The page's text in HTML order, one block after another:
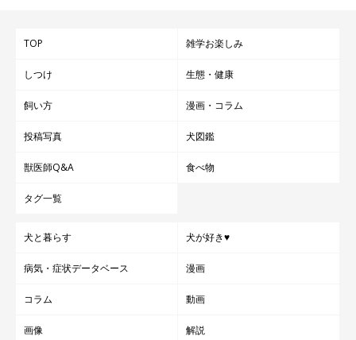
TOP 雑学お楽しみ
しつけ 生態・健康
飼い方 漫画・コラム
投稿写真 犬図鑑
獣医師Q&A 食べ物
タグ一覧
犬と暮らす 犬が好き♥
病気・症状データベース 漫画
コラム 動画
画像 解説